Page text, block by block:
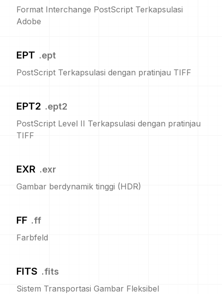
Format Interchange PostScript Terkapsulasi
Adobe
EPT .ept
PostScript Terkapsulasi dengan pratinjau TIFF
EPT2 .ept2
PostScript Level II Terkapsulasi dengan pratinjau
TIFF
EXR .exr
Gambar berdynamik tinggi (HDR)
FF .ff
Farbfeld
FITS .fits
Sistem Transportasi Gambar Fleksibel